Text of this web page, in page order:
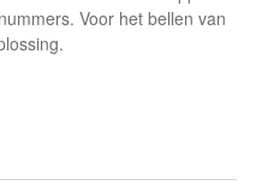
Voor het bellen van